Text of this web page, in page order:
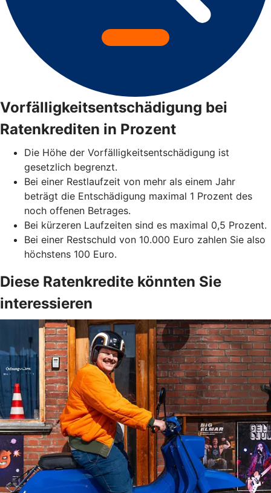
Vorfälligkeitsentschädigung bei
Ratenkrediten in Prozent
Die Höhe der Vorfälligkeitsentschädigung ist
gesetzlich begrenzt.
Bei einer Restlaufzeit von mehr als einem Jahr
beträgt die Entschädigung maximal 1 Prozent des
noch offenen Betrages.
Bei kürzeren Laufzeiten sind es maximal 0,5 Prozent.
Bei einer Restschuld von 10.000 Euro zahlen Sie also
höchstens 100 Euro.
Diese Ratenkredite könnten Sie
interessieren